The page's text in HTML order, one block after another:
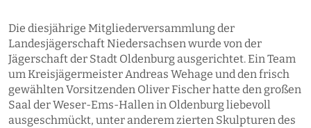
Die diesjährige Mitgliederversammlung der
Landesjägerschaft Niedersachsen wurde von der
Jägerschaft der Stadt Oldenburg ausgerichtet. Ein Team
um Kreisjägermeister Andreas Wehage und den frisch
gewählten Vorsitzenden Oliver Fischer hatte den großen
Saal der Weser-Ems-Hallen in Oldenburg liebevoll
ausgeschmückt, unter anderem zierten Skulpturen des